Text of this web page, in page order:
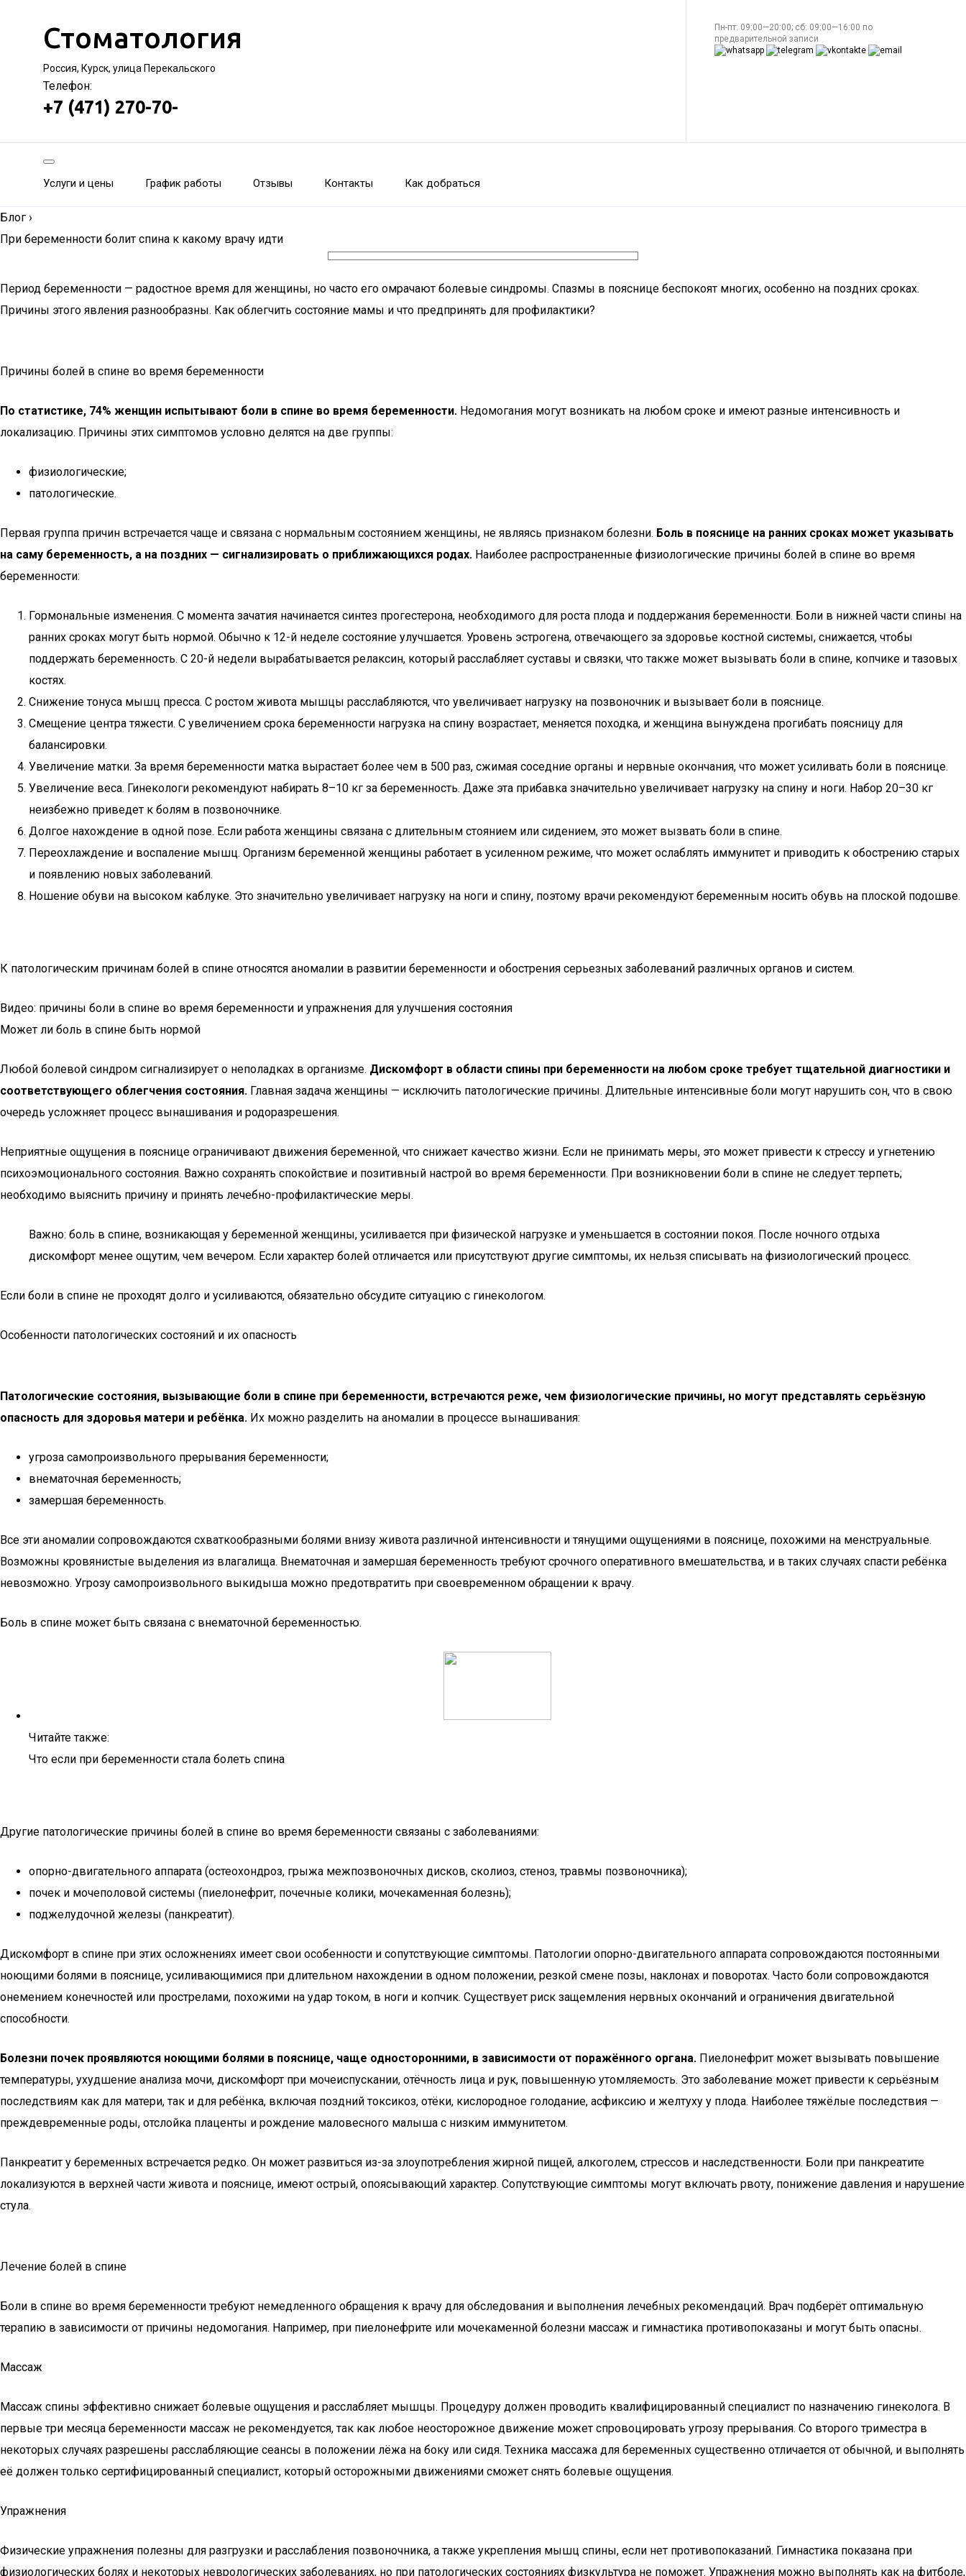
Стоматология
Россия, Курск, улица Перекальского
Телефон:
+7 (471) 270-70-
Пн-пт: 09:00—20:00; сб: 09:00—16:00 по
предварительной записи
Услуги и цены График работы Отзывы Контакты Как добраться
Блог ›
При беременности болит спина к какому врачу идти
Период беременности — радостное время для женщины, но часто его омрачают болевые синдромы. Спазмы в пояснице беспокоят многих, особенно на поздних сроках.
Причины этого явления разнообразны. Как облегчить состояние мамы и что предпринять для профилактики?
Причины болей в спине во время беременности
По статистике, 74% женщин испытывают боли в спине во время беременности. Недомогания могут возникать на любом сроке и имеют разные интенсивность и
локализацию. Причины этих симптомов условно делятся на две группы:
физиологические;
патологические.
Первая группа причин встречается чаще и связана с нормальным состоянием женщины, не являясь признаком болезни. Боль в пояснице на ранних сроках может указывать
на саму беременность, а на поздних — сигнализировать о приближающихся родах. Наиболее распространенные физиологические причины болей в спине во время
беременности:
Гормональные изменения. С момента зачатия начинается синтез прогестерона, необходимого для роста плода и поддержания беременности. Боли в нижней части спины на
ранних сроках могут быть нормой. Обычно к 12-й неделе состояние улучшается. Уровень эстрогена, отвечающего за здоровье костной системы, снижается, чтобы
поддержать беременность. С 20-й недели вырабатывается релаксин, который расслабляет суставы и связки, что также может вызывать боли в спине, копчике и тазовых
костях.
Снижение тонуса мышц пресса. С ростом живота мышцы расслабляются, что увеличивает нагрузку на позвоночник и вызывает боли в пояснице.
Смещение центра тяжести. С увеличением срока беременности нагрузка на спину возрастает, меняется походка, и женщина вынуждена прогибать поясницу для
балансировки.
Увеличение матки. За время беременности матка вырастает более чем в 500 раз, сжимая соседние органы и нервные окончания, что может усиливать боли в пояснице.
Увеличение веса. Гинекологи рекомендуют набирать 8–10 кг за беременность. Даже эта прибавка значительно увеличивает нагрузку на спину и ноги. Набор 20–30 кг
неизбежно приведет к болям в позвоночнике.
Долгое нахождение в одной позе. Если работа женщины связана с длительным стоянием или сидением, это может вызвать боли в спине.
Переохлаждение и воспаление мышц. Организм беременной женщины работает в усиленном режиме, что может ослаблять иммунитет и приводить к обострению старых
и появлению новых заболеваний.
Ношение обуви на высоком каблуке. Это значительно увеличивает нагрузку на ноги и спину, поэтому врачи рекомендуют беременным носить обувь на плоской подошве.
К патологическим причинам болей в спине относятся аномалии в развитии беременности и обострения серьезных заболеваний различных органов и систем.
Видео: причины боли в спине во время беременности и упражнения для улучшения состояния
Может ли боль в спине быть нормой
Любой болевой синдром сигнализирует о неполадках в организме. Дискомфорт в области спины при беременности на любом сроке требует тщательной диагностики и
соответствующего облегчения состояния. Главная задача женщины — исключить патологические причины. Длительные интенсивные боли могут нарушить сон, что в свою
очередь усложняет процесс вынашивания и родоразрешения.
Неприятные ощущения в пояснице ограничивают движения беременной, что снижает качество жизни. Если не принимать меры, это может привести к стрессу и угнетению
психоэмоционального состояния. Важно сохранять спокойствие и позитивный настрой во время беременности. При возникновении боли в спине не следует терпеть;
необходимо выяснить причину и принять лечебно-профилактические меры.
Важно: боль в спине, возникающая у беременной женщины, усиливается при физической нагрузке и уменьшается в состоянии покоя. После ночного отдыха
дискомфорт менее ощутим, чем вечером. Если характер болей отличается или присутствуют другие симптомы, их нельзя списывать на физиологический процесс.
Если боли в спине не проходят долго и усиливаются, обязательно обсудите ситуацию с гинекологом.
Особенности патологических состояний и их опасность
Патологические состояния, вызывающие боли в спине при беременности, встречаются реже, чем физиологические причины, но могут представлять серьёзную
опасность для здоровья матери и ребёнка. Их можно разделить на аномалии в процессе вынашивания:
угроза самопроизвольного прерывания беременности;
внематочная беременность;
замершая беременность.
Все эти аномалии сопровождаются схваткообразными болями внизу живота различной интенсивности и тянущими ощущениями в пояснице, похожими на менструальные.
Возможны кровянистые выделения из влагалища. Внематочная и замершая беременность требуют срочного оперативного вмешательства, и в таких случаях спасти ребёнка
невозможно. Угрозу самопроизвольного выкидыша можно предотвратить при своевременном обращении к врачу.
Боль в спине может быть связана с внематочной беременностью.
Читайте также:
Что если при беременности стала болеть спина
Другие патологические причины болей в спине во время беременности связаны с заболеваниями:
опорно-двигательного аппарата (остеохондроз, грыжа межпозвоночных дисков, сколиоз, стеноз, травмы позвоночника);
почек и мочеполовой системы (пиелонефрит, почечные колики, мочекаменная болезнь);
поджелудочной железы (панкреатит).
Дискомфорт в спине при этих осложнениях имеет свои особенности и сопутствующие симптомы. Патологии опорно-двигательного аппарата сопровождаются постоянными
ноющими болями в пояснице, усиливающимися при длительном нахождении в одном положении, резкой смене позы, наклонах и поворотах. Часто боли сопровождаются
онемением конечностей или прострелами, похожими на удар током, в ноги и копчик. Существует риск защемления нервных окончаний и ограничения двигательной
способности.
Болезни почек проявляются ноющими болями в пояснице, чаще односторонними, в зависимости от поражённого органа. Пиелонефрит может вызывать повышение
температуры, ухудшение анализа мочи, дискомфорт при мочеиспускании, отёчность лица и рук, повышенную утомляемость. Это заболевание может привести к серьёзным
последствиям как для матери, так и для ребёнка, включая поздний токсикоз, отёки, кислородное голодание, асфиксию и желтуху у плода. Наиболее тяжёлые последствия —
преждевременные роды, отслойка плаценты и рождение маловесного малыша с низким иммунитетом.
Панкреатит у беременных встречается редко. Он может развиться из-за злоупотребления жирной пищей, алкоголем, стрессов и наследственности. Боли при панкреатите
локализуются в верхней части живота и пояснице, имеют острый, опоясывающий характер. Сопутствующие симптомы могут включать рвоту, понижение давления и нарушение
стула.
Лечение болей в спине
Боли в спине во время беременности требуют немедленного обращения к врачу для обследования и выполнения лечебных рекомендаций. Врач подберёт оптимальную
терапию в зависимости от причины недомогания. Например, при пиелонефрите или мочекаменной болезни массаж и гимнастика противопоказаны и могут быть опасны.
Массаж
Массаж спины эффективно снижает болевые ощущения и расслабляет мышцы. Процедуру должен проводить квалифицированный специалист по назначению гинеколога. В
первые три месяца беременности массаж не рекомендуется, так как любое неосторожное движение может спровоцировать угрозу прерывания. Со второго триместра в
некоторых случаях разрешены расслабляющие сеансы в положении лёжа на боку или сидя. Техника массажа для беременных существенно отличается от обычной, и выполнять
её должен только сертифицированный специалист, который осторожными движениями сможет снять болевые ощущения.
Упражнения
Физические упражнения полезны для разгрузки и расслабления позвоночника, а также укрепления мышц спины, если нет противопоказаний. Гимнастика показана при
физиологических болях и некоторых неврологических заболеваниях, но при патологических состояниях физкультура не поможет. Упражнения можно выполнять как на фитболе,